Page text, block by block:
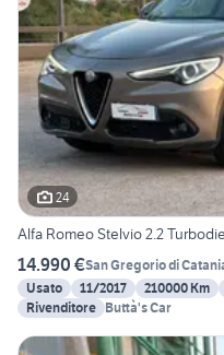
24
Alfa Romeo Stelvio 2.2
14.990 €San Gregorio di
Usato
11/2017 210000 Km
Rivenditore Buttà's Car